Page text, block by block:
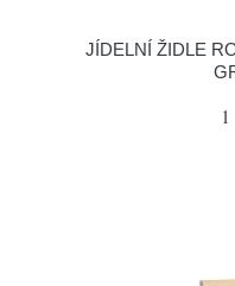
JÍDELNÍ ŽIDLE